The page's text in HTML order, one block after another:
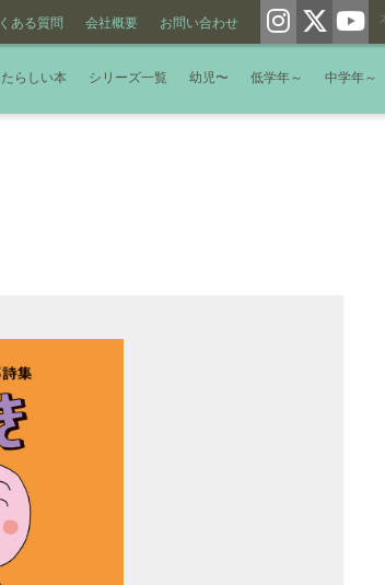
ある質問 会社概要 お問い合わせ
らしい本 シリーズ一覧 幼児〜 低学年～ 中学年～